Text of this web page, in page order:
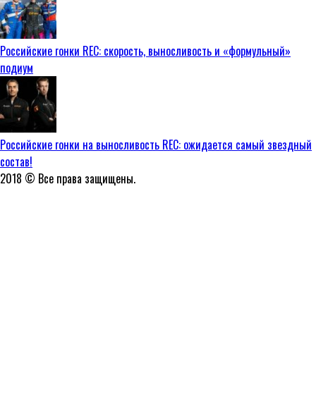
Российские гонки REC: скорость, выносливость и «формульный»
подиум
Российские гонки на выносливость REC: ожидается самый звездный
состав!
2018 © Все права защищены.